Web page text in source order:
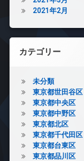
2021年2月
カテゴリー
未分類
東京都世田谷区
東京都中央区
東京都中野区
東京都北区
東京都千代田区
東京都台東区
東京都品川区